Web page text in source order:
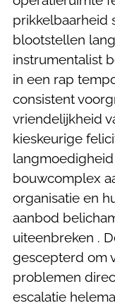
prikkelbaarheid
blootstellen
instrumentalist
in een rap
consistent
vriendelijkheid
kieskeurige
bouwcomplex
organisatie en
aanbod
uiteenbreken .
gescepterd om
problemen
escalatie